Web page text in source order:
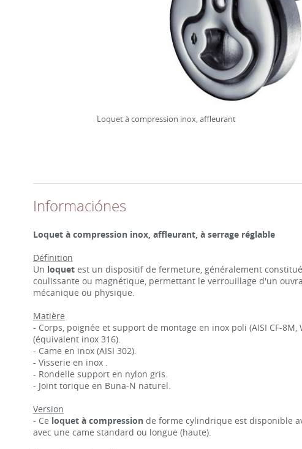
Loquet à compression inox, affleurant
Informaciónes
Loquet à compression inox, affleurant, à serrage réglable
Définition
Un loquet est un dispositif de fermeture, généralement
coulissante ou magnétique, permettant le verrouillage d'un
mécanique ou physique.
Matière
- Corps, poignée et support de montage en inox poli (AISI CF-8M,
(équivalent inox 316).
- Came en inox (AISI 302).
- Visserie en inox .
- Rondelle support en nylon gris.
- Joint torique en Buna-N naturel.
Version
- Ce loquet à compression de forme cylindrique est disponible
avec une came standard ou longue (haute).